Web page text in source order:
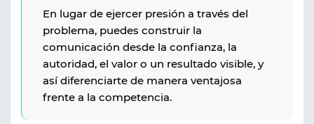
En lugar de ejercer presión a través del
problema, puedes construir la
comunicación desde la confianza, la
autoridad, el valor o un resultado visible, y
así diferenciarte de manera ventajosa
frente a la competencia.